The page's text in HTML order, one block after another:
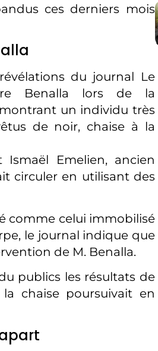
ces derniers mois
du journal Le
Benalla lors de la
un individu très
de noir, chaise à la
Emelien, ancien
circuler en utilisant des
comme celui immobilisé
le journal indique que
de M. Benalla.
publics les résultats de
chaise poursuivait en